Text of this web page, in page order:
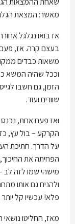
מאשר: המצאת
אז בואו נגלגל
משאות כבדים
וככל שהיה המשא
הזמן, גם חשבו
שוורים ועוד.
ואז פעם אחת,
הקרקע – בול עץ,
על הדרך. חתיכת
הפחיתה את
מישהי שמו לזה לב
ולהניח גם אותו
פלא! עכשיו קל
מאז, החליטו נושאי